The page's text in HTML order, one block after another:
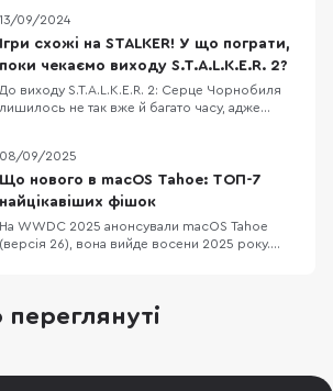
для них материнські плати, оперативну
пам'ять і блоки живлення. Отож, п'ять
конфігурацій ПК від мінімальної для
кіберспорту до ультимат
13/09/2024
Ігри схожі на STALKER! У що пограти,
поки чекаємо виходу S.T.A.L.K.E.R. 2?
До виходу S.T.A.L.K.E.R. 2: Серце Чорнобиля
лишилось не так вже й багато часу, адже
фанатів Зони, батонів та енергетиків!
Нагадаємо, що виходу нової частини STALKER
чекали протягом довгих 12 років, бо перша
дата релізу бу
08/09/2025
Що нового в macOS Tahoe: ТОП-7
найцікавіших фішок
На WWDC 2025 анонсували macOS Tahoe
(версія 26), вона вийде восени 2025 року.
та іншими системами Apple, тому “26”. Нижче
розглянемо ТОП-7 фішок цієї системи. 1.